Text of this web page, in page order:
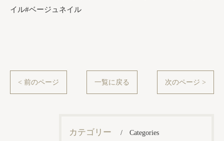
イル#ベージュネイル
< 前のページ 一覧に戻る 次のページ >
カテゴリー Categories